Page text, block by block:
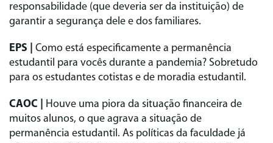
responsabilidade (que deveria ser da instituição) de
garantir a segurança dele e dos familiares.
EPS | Como está especificamente a permanência
estudantil para vocês durante a pandemia? Sobretudo
para os estudantes cotistas e de moradia estudantil.
CAOC |
Houve uma piora da situação financeira de
muitos alunos, o que agrava a situação de
permanência estudantil. As políticas da faculdade já